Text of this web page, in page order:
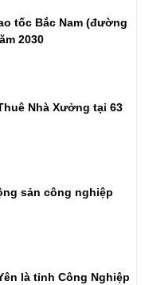
tốc Bắc Nam (đường
2030
Nhà Xưởng tại 63
sản công nghiệp
là tỉnh Công Nghiệp